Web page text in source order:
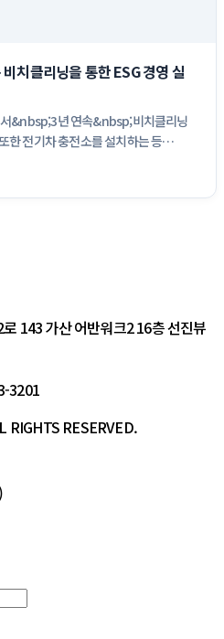
치클리닝을 통한 ESG 경영 실
&nbsp;3년 연속&nbsp;비치클리닝
전기차 충전소를 설치하는 등
143 가산 어반워크2 16층 선진뷰
3201
RESERVED.